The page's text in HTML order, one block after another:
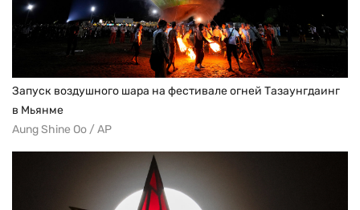
Запуск воздушного шара на фестивале огней Тазаунгдаинг
в Мьянме
Aung Shine Oo / AP